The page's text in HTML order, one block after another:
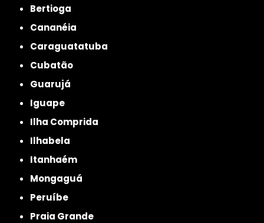
Bertioga
Cananéia
Caraguatatuba
Cubatão
Guarujá
Iguape
Ilha Comprida
Ilhabela
Itanhaém
Mongaguá
Peruíbe
Praia Grande